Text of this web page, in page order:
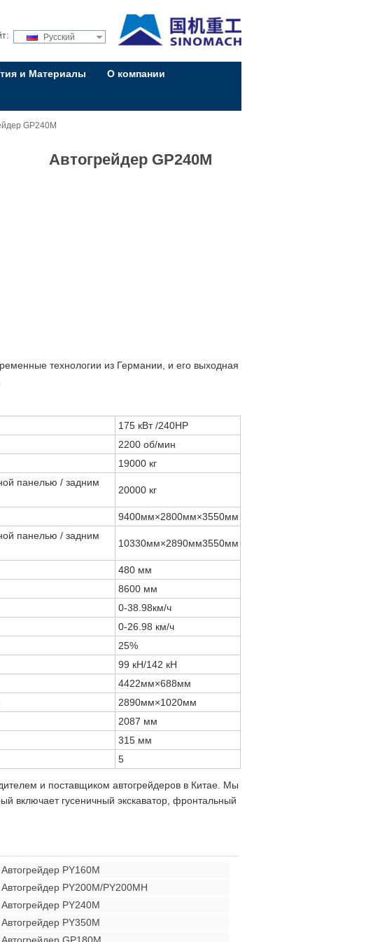
Русский
и Материалы О компании
GP240M
Автогрейдер GP240M
технологии из Германии, и его выходная
175 кВт /240HP
2200 об/мин
19000 кг
панелью / задним
20000 кг
9400мм×2800мм×3550мм
панелью / задним
10330мм×2890мм3550мм
480 мм
8600 мм
0-38.98км/ч
0-26.98 км/ч
25%
99 кН/142 кН
4422мм×688мм
2890мм×1020мм
2087 мм
315 мм
5
и поставщиком автогрейдеров в Китае. Мы
включает гусеничный экскаватор, фронтальный
Автогрейдер PY160M
Автогрейдер PY200M/PY200MH
Автогрейдер PY240M
Автогрейдер PY350M